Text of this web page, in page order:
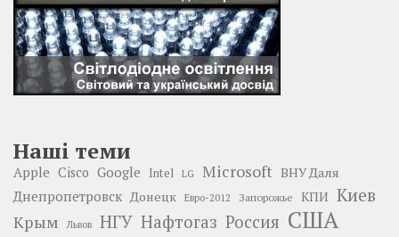
Наші теми
Apple Cisco Google Intel LG Microsoft ВНУ Даля
Днепропетровск Донецк Евро-2012 Запорожье КПИ Киев
Крым Львов НГУ Нафтогаз Россия США